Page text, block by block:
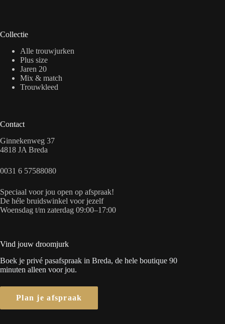
Collectie
Alle trouwjurken
Plus size
Jaren 20
Mix & match
Trouwkleed
Contact
Ginnekenweg 37
4818 JA Breda
0031 6 57588080
Speciaal voor jou open op afspraak!
De héle bruidswinkel voor jezelf
Woensdag t/m zaterdag 09:00–17:00
Vind jouw droomjurk
Boek je privé pasafspraak in Breda, de hele boutique 90
minuten alleen voor jou.
Plan je afspraak